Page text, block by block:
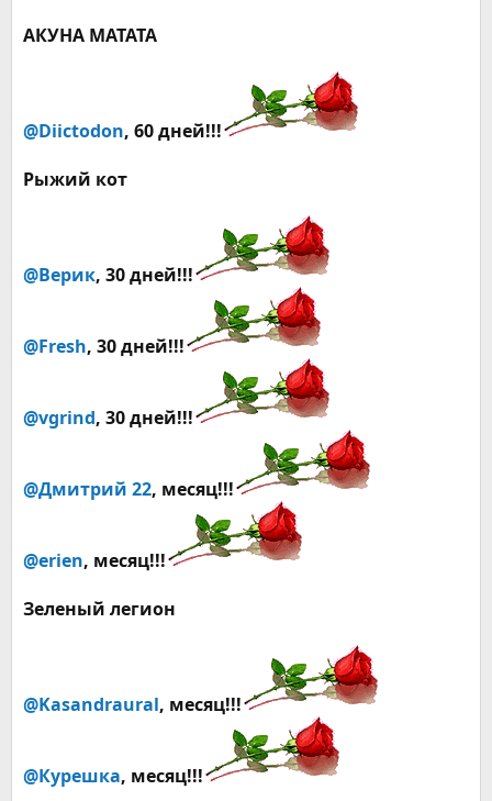
АКУНА МАТАТА
@Diictodon, 60 дней!!!
Рыжий кот
@Верик, 30 дней!!!
@Fresh, 30 дней!!!
@vgrind, 30 дней!!!
@Дмитрий 22, месяц!!!
@erien, месяц!!!
Зеленый легион
@Kasandraural, месяц!!!
@Курешка, месяц!!!